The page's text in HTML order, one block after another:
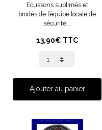
Ecussons sublimés et
brodés de l’équipe locale de
sécurité...
13,90€ TTC
Ajouter au panier